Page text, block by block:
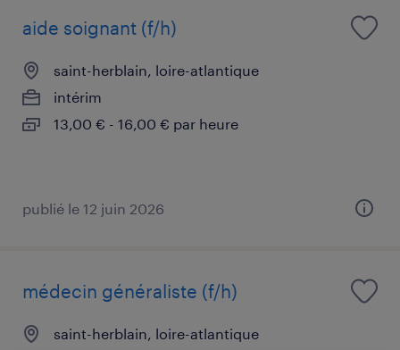
aide soignant (f/h)
saint-herblain, loire-atlantique
intérim
13,00 € - 16,00 € par heure
publié le 12 juin 2026
médecin généraliste (f/h)
saint-herblain, loire-atlantique